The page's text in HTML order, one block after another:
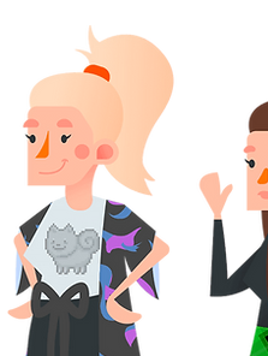
Coca Cola -